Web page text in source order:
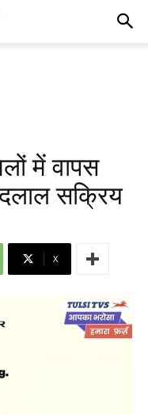
में वापस
दलाल सक्रिय
X